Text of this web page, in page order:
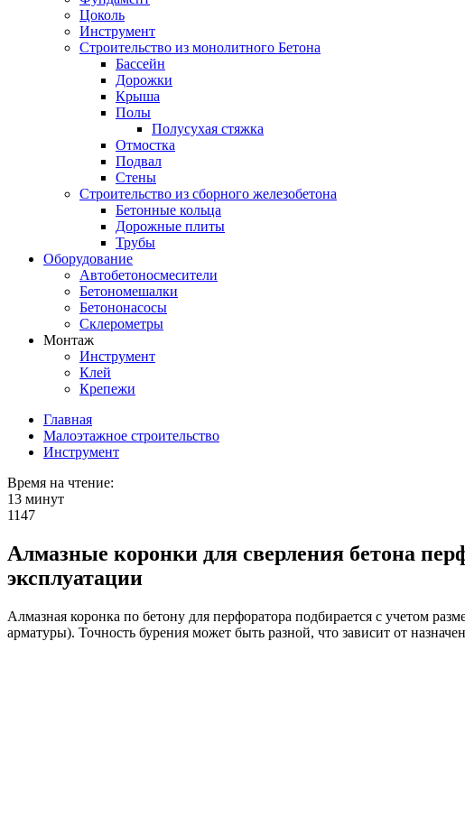
Цоколь
Инструмент
Строительство из монолитного Бетона
Бассейн
Дорожки
Крыша
Полы
Полусухая стяжка
Отмостка
Подвал
Стены
Строительство из сборного железобетона
Бетонные кольца
Дорожные плиты
Трубы
Оборудование
Автобетоносмесители
Бетономешалки
Бетононасосы
Склерометры
Монтаж
Инструмент
Клей
Крепежи
Главная
Малоэтажное строительство
Инструмент
Время на чтение:
13 минут
1147
Алмазные коронки для сверления бетона
эксплуатации
Алмазная коронка по бетону для перфоратора подбирается с учетом
арматуры). Точность бурения может быть разной, что зависит от